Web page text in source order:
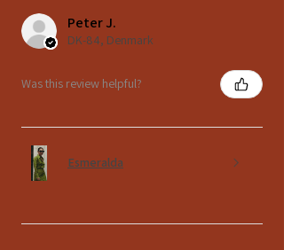
Peter J.
DK-84, Denmark
Was this review helpful?
Esmeralda